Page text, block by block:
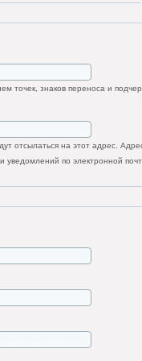
точек, знаков переноса и
на этот адрес.
уведомлений по электронной